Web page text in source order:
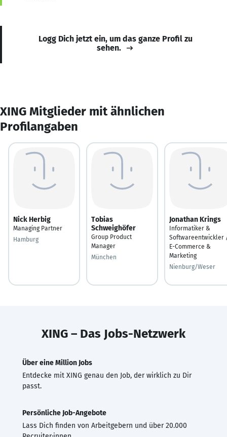
Logg Dich jetzt ein, um das ganze Profil zu
sehen.
XING Mitglieder mit ähnlichen
Profilangaben
Nick Herbig
Managing Partner
Hamburg
Tobias
Schweighöfer
Group Product
Manager
München
Jonathan Krings
Informatiker &
Softwareentwickler
E-Commerce &
Marketing
Nienburg/Weser
XING – Das Jobs-Netzwerk
Über eine Million Jobs
Entdecke mit XING genau den Job, der wirklich zu Dir
passt.
Persönliche Job-Angebote
Lass Dich finden von Arbeitgebern und über 20.000